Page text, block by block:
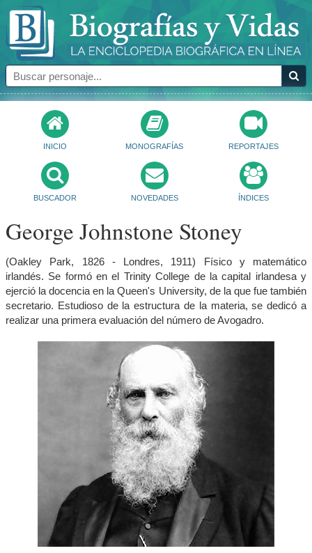
INICIO MONOGRAFÍAS REPORTAJES
BUSCADOR NOVEDADES ÍNDICES
George Johnstone Stoney
(Oakley Park, 1826 - Londres, 1911) Físico y matemático
irlandés. Se formó en el Trinity College de la capital irlandesa y
ejerció la docencia en la Queen's University, de la que fue también
secretario. Estudioso de la estructura de la materia, se dedicó a
realizar una primera evaluación del número de Avogadro.